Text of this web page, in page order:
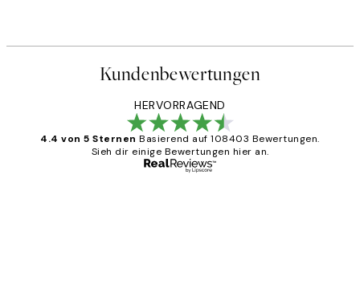
Kundenbewertungen
HERVORRAGEND
4.4 von 5 Sternen Basierend auf 108403 Bewertungen.
Sieh dir einige Bewertungen hier an.